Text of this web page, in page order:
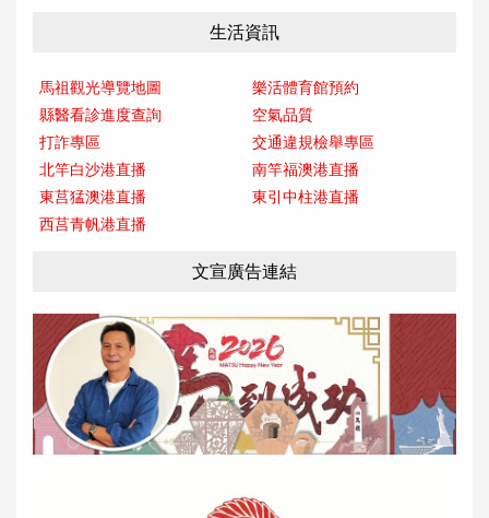
生活資訊
馬祖觀光導覽地圖
樂活體育館預約
縣醫看診進度查詢
空氣品質
打詐專區
交通違規檢舉專區
北竿白沙港直播
南竿福澳港直播
東莒猛澳港直播
東引中柱港直播
西莒青帆港直播
文宣廣告連結